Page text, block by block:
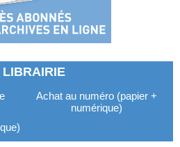
LIBRAIRIE
Achat au numéro (papier +
numérique)